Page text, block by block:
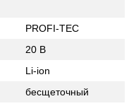
PROFI-TEC
20 В
Li-ion
бесщеточный